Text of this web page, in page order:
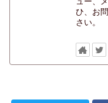
ひ、お
さい。